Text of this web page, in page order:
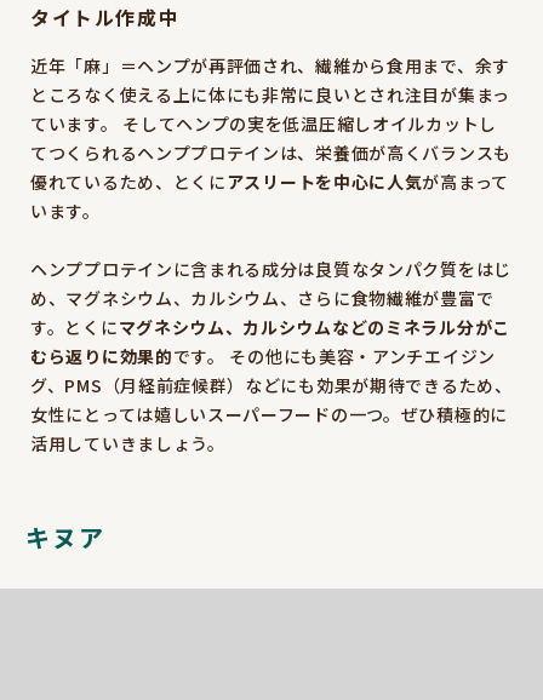
タイトル作成中
近年「麻」＝ヘンプが再評価され、繊維から食用まで、余す
ところなく使える上に体にも非常に良いとされ注目が集まっ
ています。 そしてヘンプの実を低温圧縮しオイルカットし
てつくられるヘンププロテインは、栄養価が高くバランスも
優れているため、とくにアスリートを中心に人気が高まって
います。
ヘンププロテインに含まれる成分は良質なタンパク質をはじ
め、マグネシウム、カルシウム、さらに食物繊維が豊富で
す。とくにマグネシウム、カルシウムなどのミネラル分がこ
むら返りに効果的です。 その他にも美容・アンチエイジン
グ、PMS（月経前症候群）などにも効果が期待できるため、
女性にとっては嬉しいスーパーフードの一つ。ぜひ積極的に
活用していきましょう。
キヌア